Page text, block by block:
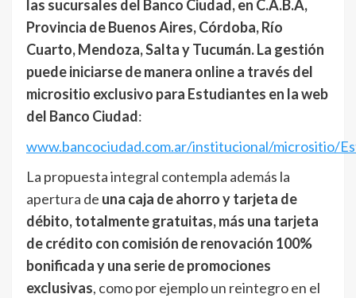
las sucursales del Banco Ciudad, en C.A.B.A,
Provincia de Buenos Aires, Córdoba, Río
Cuarto, Mendoza, Salta y Tucumán. La gestión
puede iniciarse de manera online a través del
micrositio exclusivo para Estudiantes en la web
del Banco Ciudad:
www.bancociudad.com.ar/institucional/micrositio/
La propuesta integral contempla además la
apertura de una caja de ahorro y tarjeta de
débito, totalmente gratuitas, más una tarjeta
de crédito con comisión de renovación 100%
bonificada y una serie de promociones
exclusivas, como por ejemplo un reintegro en el